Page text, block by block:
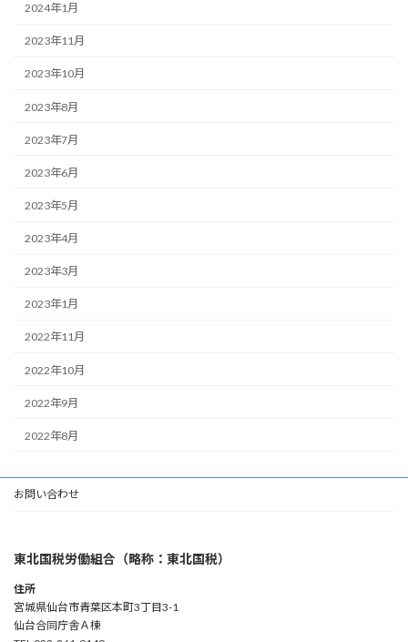
2024年1月
2023年11月
2023年10月
2023年8月
2023年7月
2023年6月
2023年5月
2023年4月
2023年3月
2023年1月
2022年11月
2022年10月
2022年9月
2022年8月
お問い合わせ
東北国税労働組合（略称：東北国税）
住所
宮城県仙台市青葉区本町3丁目3-1
仙台合同庁舎Ａ棟